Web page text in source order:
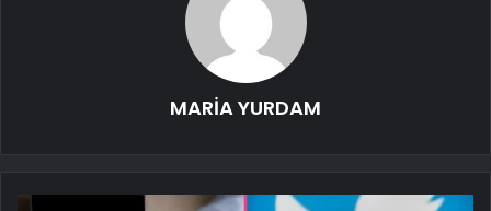
MARİA YURDAM